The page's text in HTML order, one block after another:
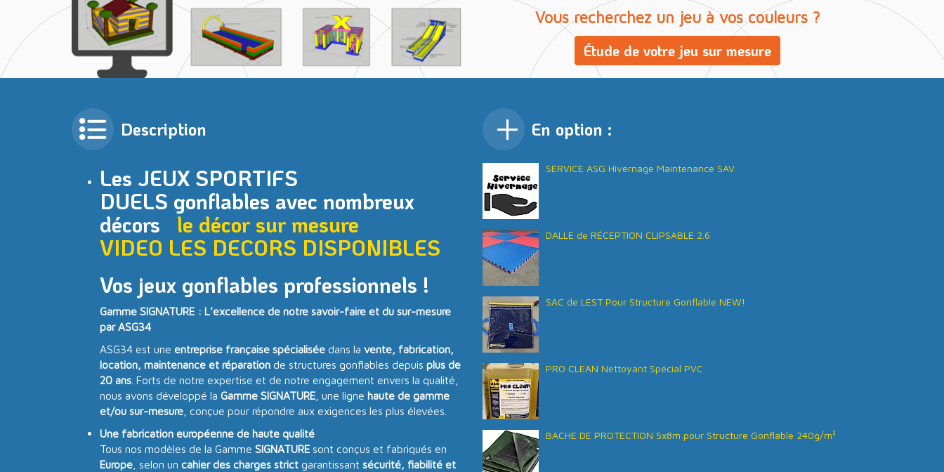
Vous recherchez un jeu à vos couleurs ?
Étude de votre jeu sur mesure
Description
Les JEUX SPORTIFS
DUELS gonflables avec nombreux
décors
le décor sur mesure
VIDEO LES DECORS DISPONIBLES
Vos jeux gonflables professionnels !
Gamme SIGNATURE : L’excellence de notre savoir-faire et du sur-mesure
par ASG34
ASG34 est une entreprise française spécialisée dans la vente, fabrication,
location, maintenance et réparation de structures gonflables depuis plus de
20 ans . Forts de notre expertise et de notre engagement envers la qualité,
nous avons développé la Gamme SIGNATURE , une ligne haute de gamme
et/ou sur-mesure , conçue pour répondre aux exigences les plus élevées.
Une fabrication européenne de haute qualité
Tous nos modèles de la Gamme SIGNATURE sont conçus et fabriqués en
Europe , selon un cahier des charges strict garantissant sécurité, fiabilité et
En option :
SERVICE ASG Hivernage Maintenance SAV
DALLE de RÉCEPTION CLIPSABLE 2.6
SAC de LEST Pour Structure Gonflable NEW!
PRO CLEAN Nettoyant Spécial PVC
BACHE DE PROTECTION 5x8m pour Structure Gonflable 240g/m²